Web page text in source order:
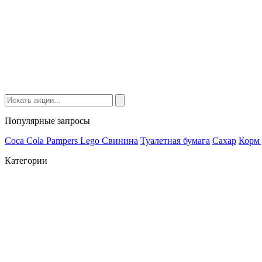
Популярные запросы
Coca Cola Pampers Lego Cвинина Туалетная бумага Сахар Корм
Категории